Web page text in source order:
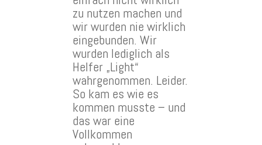
zu nutzen machen und
wir wurden nie wirklich
eingebunden. Wir
wurden lediglich als
Helfer „Light“
wahrgenommen. Leider.
So kam es wie es
kommen musste – und
das war eine
Vollkommen